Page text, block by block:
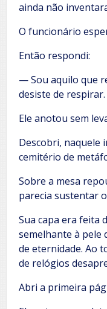
ainda não
O funcionário
Então respondi:
— Sou aquilo que
desiste de respirar.
Ele anotou sem
Descobri, naquele
cemitério de
Sobre a mesa
parecia sustentar
Sua capa era feita
semelhante à pele
de eternidade. Ao
de relógios
Abri a primeira